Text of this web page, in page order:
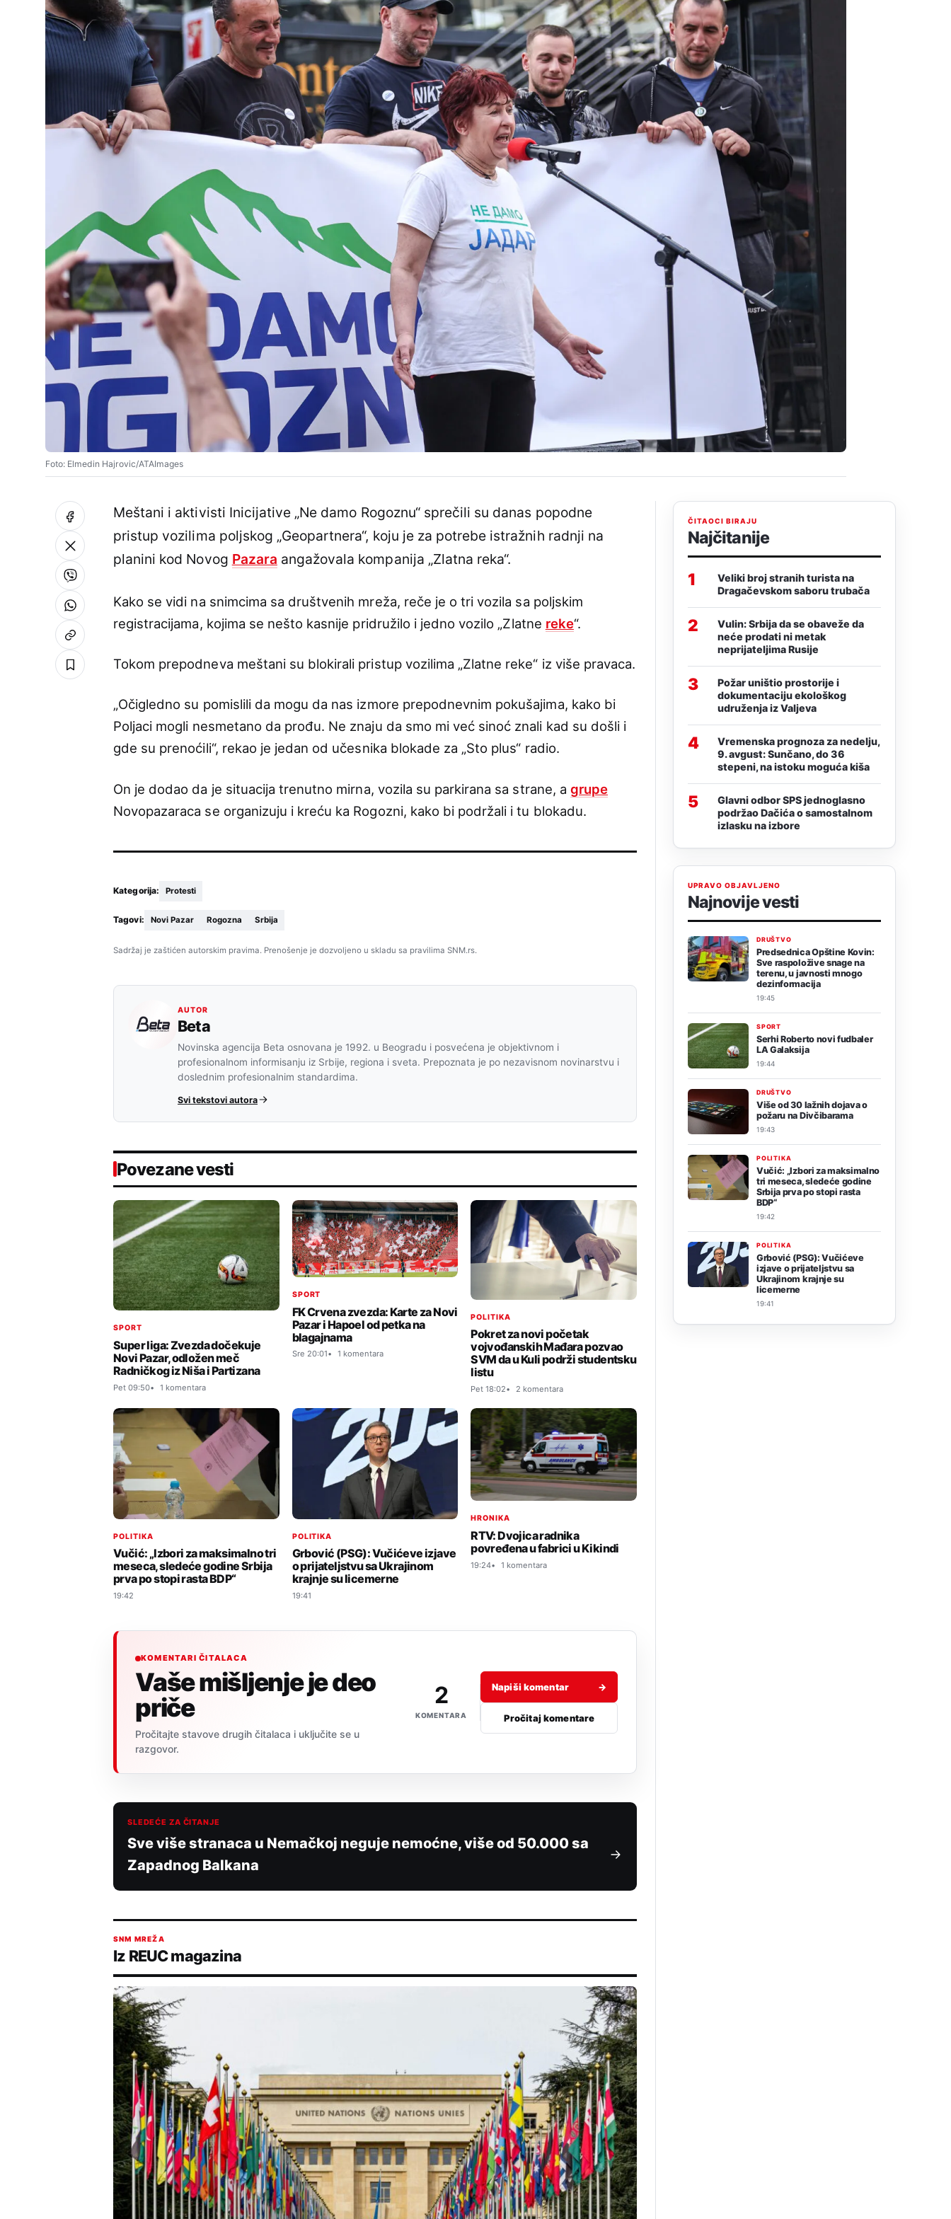
Foto: Elmedin Hajrovic/ATAImages
Meštani i aktivisti Inicijative „Ne damo Rogoznu“ sprečili su danas popodne
pristup vozilima poljskog „Geopartnera“, koju je za potrebe istražnih radnji na
planini kod Novog Pazara angažovala kompanija „Zlatna reka“.
Kako se vidi na snimcima sa društvenih mreža, reče je o tri vozila sa poljskim
registracijama, kojima se nešto kasnije pridružilo i jedno vozilo „Zlatne reke“.
Tokom prepodneva meštani su blokirali pristup vozilima „Zlatne reke“ iz više pravaca.
„Očigledno su pomislili da mogu da nas izmore prepodnevnim pokušajima, kako bi
Poljaci mogli nesmetano da prođu. Ne znaju da smo mi već sinoć znali kad su došli i
gde su prenoćili“, rekao je jedan od učesnika blokade za „Sto plus“ radio.
On je dodao da je situacija trenutno mirna, vozila su parkirana sa strane, a grupe
Novopazaraca se organizuju i kreću ka Rogozni, kako bi podržali i tu blokadu.
Kategorija: Protesti
Tagovi: Novi Pazar Rogozna Srbija
Sadržaj je zaštićen autorskim pravima. Prenošenje je dozvoljeno u skladu sa pravilima SNM.rs.
AUTOR
Beta
Novinska agencija Beta osnovana je 1992. u Beogradu i posvećena je objektivnom i
profesionalnom informisanju iz Srbije, regiona i sveta. Prepoznata je po nezavisnom novinarstvu i
doslednim profesionalnim standardima.
Svi tekstovi autora
Povezane vesti
SPORT
Super liga: Zvezda dočekuje
Novi Pazar, odložen meč
Radničkog iz Niša i Partizana
Pet 09:50 1 komentara
SPORT
FK Crvena zvezda: Karte za Novi
Pazar i Hapoel od petka na
blagajnama
Sre 20:01 1 komentara
POLITIKA
Pokret za novi početak
vojvođanskih Mađara pozvao
SVM da u Kuli podrži studentsku
listu
Pet 18:02 2 komentara
POLITIKA
Vučić: „Izbori za maksimalno tri
meseca, sledeće godine Srbija
prva po stopi rasta BDP“
19:42
POLITIKA
Grbović (PSG): Vučićeve izjave
o prijateljstvu sa Ukrajinom
krajnje su licemerne
19:41
HRONIKA
RTV: Dvojica radnika
povređena u fabrici u Kikindi
19:24 1 komentara
KOMENTARI ČITALACA
Vaše mišljenje je deo
priče
Pročitajte stavove drugih čitalaca i uključite se u
razgovor.
2
KOMENTARA
Napiši komentar →
Pročitaj komentare
SLEDEĆE ZA ČITANJE
Sve više stranaca u Nemačkoj neguje nemoćne, više od 50.000 sa
Zapadnog Balkana
SNM MREŽA
Iz REUC magazina
ČITAOCI BIRAJU
Najčitanije
1
Veliki broj stranih turista na
Dragačevskom saboru trubača
2
Vulin: Srbija da se obaveže da
neće prodati ni metak
neprijateljima Rusije
3
Požar uništio prostorije i
dokumentaciju ekološkog
udruženja iz Valjeva
4
Vremenska prognoza za nedelju,
9. avgust: Sunčano, do 36
stepeni, na istoku moguća kiša
5
Glavni odbor SPS jednoglasno
podržao Dačića o samostalnom
izlasku na izbore
UPRAVO OBJAVLJENO
Najnovije vesti
DRUŠTVO
Predsednica Opštine Kovin:
Sve raspoložive snage na
terenu, u javnosti mnogo
dezinformacija
19:45
SPORT
Serhi Roberto novi fudbaler
LA Galaksija
19:44
DRUŠTVO
Više od 30 lažnih dojava o
požaru na Divčibarama
19:43
POLITIKA
Vučić: „Izbori za maksimalno
tri meseca, sledeće godine
Srbija prva po stopi rasta
BDP“
19:42
POLITIKA
Grbović (PSG): Vučićeve
izjave o prijateljstvu sa
Ukrajinom krajnje su
licemerne
19:41